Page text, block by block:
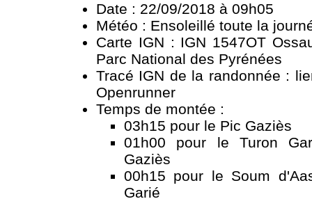
Date : 22/09/2018 à 09h05
Météo : Ensoleillé toute la
Carte IGN : IGN 1547OT
Parc National des Pyrénées
Tracé IGN de la randonnée :
Openrunner
Temps de montée :
03h15 pour le Pic Gaziès
01h00 pour le Turon
Gaziès
00h15 pour le Soum
Garié